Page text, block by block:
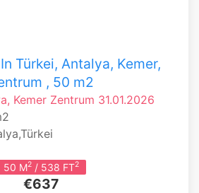
Türkei, Antalya, Kemer,
, 50 m2
Kemer Zentrum 31.01.2026
50 M2/ 538 FT2
€637